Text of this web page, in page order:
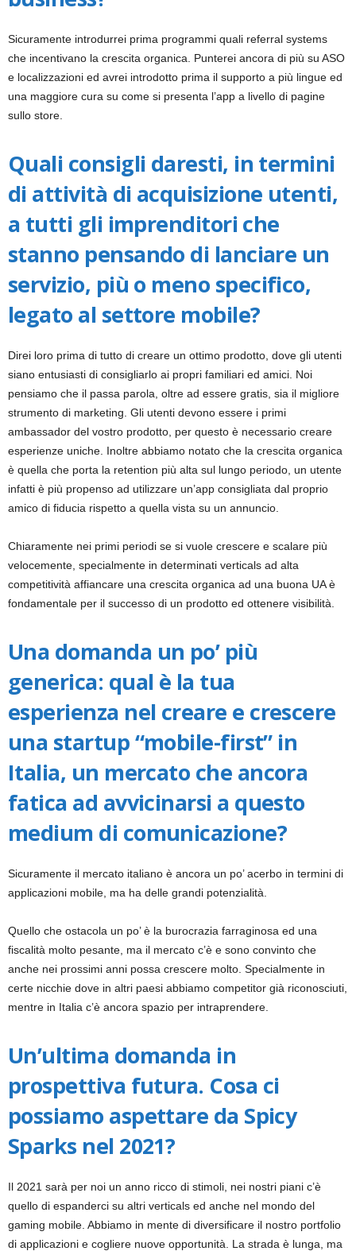
Sicuramente introdurrei prima programmi quali referral systems
che incentivano la crescita organica. Punterei ancora di più su ASO
e localizzazioni ed avrei introdotto prima il supporto a più lingue ed
una maggiore cura su come si presenta l’app a livello di pagine
sullo store.
Quali consigli daresti, in termini
di attività di acquisizione utenti,
a tutti gli imprenditori che
stanno pensando di lanciare un
servizio, più o meno specifico,
legato al settore mobile?
Direi loro prima di tutto di creare un ottimo prodotto, dove gli utenti
siano entusiasti di consigliarlo ai propri familiari ed amici. Noi
pensiamo che il passa parola, oltre ad essere gratis, sia il migliore
strumento di marketing. Gli utenti devono essere i primi
ambassador del vostro prodotto, per questo è necessario creare
esperienze uniche. Inoltre abbiamo notato che la crescita organica
è quella che porta la retention più alta sul lungo periodo, un utente
infatti è più propenso ad utilizzare un’app consigliata dal proprio
amico di fiducia rispetto a quella vista su un annuncio.
Chiaramente nei primi periodi se si vuole crescere e scalare più
velocemente, specialmente in determinati verticals ad alta
competitività affiancare una crescita organica ad una buona UA è
fondamentale per il successo di un prodotto ed ottenere visibilità.
Una domanda un po’ più
generica: qual è la tua
esperienza nel creare e crescere
una startup “mobile-first” in
Italia, un mercato che ancora
fatica ad avvicinarsi a questo
medium di comunicazione?
Sicuramente il mercato italiano è ancora un po’ acerbo in termini di
applicazioni mobile, ma ha delle grandi potenzialità.
Quello che ostacola un po’ è la burocrazia farraginosa ed una
fiscalità molto pesante, ma il mercato c’è e sono convinto che
anche nei prossimi anni possa crescere molto. Specialmente in
certe nicchie dove in altri paesi abbiamo competitor già riconosciuti,
mentre in Italia c’è ancora spazio per intraprendere.
Un’ultima domanda in
prospettiva futura. Cosa ci
possiamo aspettare da Spicy
Sparks nel 2021?
Il 2021 sarà per noi un anno ricco di stimoli, nei nostri piani c’è
quello di espanderci su altri verticals ed anche nel mondo del
gaming mobile. Abbiamo in mente di diversificare il nostro portfolio
di applicazioni e cogliere nuove opportunità. La strada è lunga, ma